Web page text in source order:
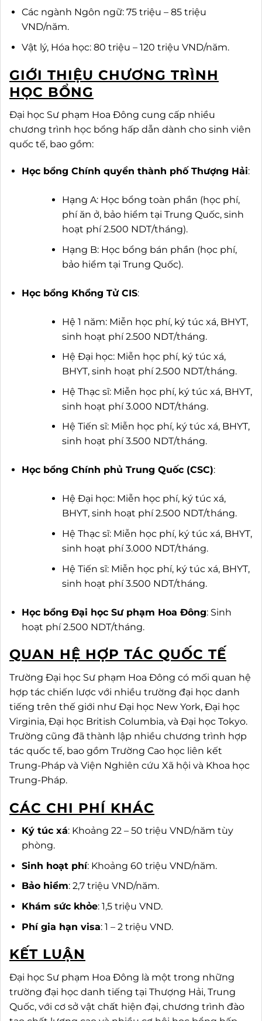
Các ngành Ngôn ngữ: 75 triệu – 85 triệu
VND/năm.
Vật lý, Hóa học: 80 triệu – 120 triệu VND/năm.
GIỚI THIỆU CHƯƠNG TRÌNH
HỌC BỔNG
Đại học Sư phạm Hoa Đông cung cấp nhiều
chương trình học bổng hấp dẫn dành cho sinh viên
quốc tế, bao gồm:
Học bổng Chính quyền thành phố Thượng Hải:
Hạng A: Học bổng toàn phần (học phí,
phí ăn ở, bảo hiểm tại Trung Quốc, sinh
hoạt phí 2.500 NDT/tháng).
Hạng B: Học bổng bán phần (học phí,
bảo hiểm tại Trung Quốc).
Học bổng Khổng Tử CIS:
Hệ 1 năm: Miễn học phí, ký túc xá, BHYT,
sinh hoạt phí 2.500 NDT/tháng.
Hệ Đại học: Miễn học phí, ký túc xá,
BHYT, sinh hoạt phí 2.500 NDT/tháng.
Hệ Thạc sĩ: Miễn học phí, ký túc xá, BHYT,
sinh hoạt phí 3.000 NDT/tháng.
Hệ Tiến sĩ: Miễn học phí, ký túc xá, BHYT,
sinh hoạt phí 3.500 NDT/tháng.
Học bổng Chính phủ Trung Quốc (CSC):
Hệ Đại học: Miễn học phí, ký túc xá,
BHYT, sinh hoạt phí 2.500 NDT/tháng.
Hệ Thạc sĩ: Miễn học phí, ký túc xá, BHYT,
sinh hoạt phí 3.000 NDT/tháng.
Hệ Tiến sĩ: Miễn học phí, ký túc xá, BHYT,
sinh hoạt phí 3.500 NDT/tháng.
Học bổng Đại học Sư phạm Hoa Đông: Sinh
hoạt phí 2.500 NDT/tháng.
QUAN HỆ HỢP TÁC QUỐC TẾ
Trường Đại học Sư phạm Hoa Đông có mối quan hệ
hợp tác chiến lược với nhiều trường đại học danh
tiếng trên thế giới như Đại học New York, Đại học
Virginia, Đại học British Columbia, và Đại học Tokyo.
Trường cũng đã thành lập nhiều chương trình hợp
tác quốc tế, bao gồm Trường Cao học liên kết
Trung-Pháp và Viện Nghiên cứu Xã hội và Khoa học
Trung-Pháp.
CÁC CHI PHÍ KHÁC
Ký túc xá: Khoảng 22 – 50 triệu VND/năm tùy
phòng.
Sinh hoạt phí: Khoảng 60 triệu VND/năm.
Bảo hiểm: 2,7 triệu VND/năm.
Khám sức khỏe: 1,5 triệu VND.
Phí gia hạn visa: 1 – 2 triệu VND.
KẾT LUẬN
Đại học Sư phạm Hoa Đông là một trong những
trường đại học danh tiếng tại Thượng Hải, Trung
Quốc, với cơ sở vật chất hiện đại, chương trình đào